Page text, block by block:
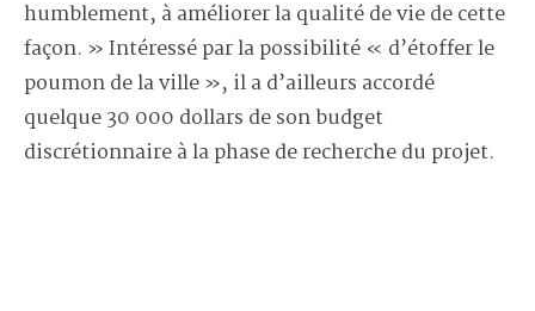
humblement, à améliorer la qualité de vie de cette
façon. » Intéressé par la possibilité « d’étoffer le
poumon de la ville », il a d’ailleurs accordé
quelque 30 000 dollars de son budget
discrétionnaire à la phase de recherche du projet.